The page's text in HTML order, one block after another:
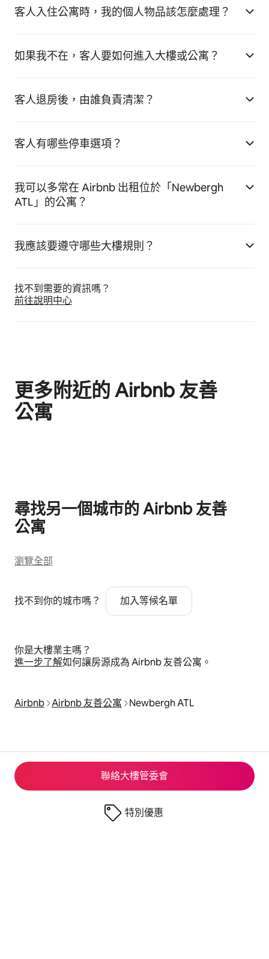
聯絡大樓管委會
特別優惠
客人入住公寓時，我的個人物品該怎麼處理？
如果我不在，客人要如何進入大樓或公寓？
客人退房後，由誰負責清潔？
客人有哪些停車選項？
我可以多常在 Airbnb 出租位於「Newbergh
ATL」的公寓？
我應該要遵守哪些大樓規則？
找不到需要的資訊嗎⁠？
前往說明中心
更多附近的 Airbnb 友⁠善
公⁠寓
尋找另一個城市的 Airbnb 友⁠善
公⁠寓
瀏覽全部
找不到你的城市嗎？ 加入等候名單
你是大樓業主嗎？
進⁠一⁠步了⁠解如何讓房源成為 Airbnb 友善公寓⁠。
Airbnb Airbnb 友善公寓 Newbergh ATL